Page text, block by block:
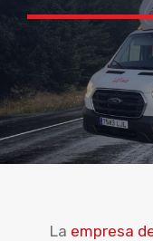
La empresa